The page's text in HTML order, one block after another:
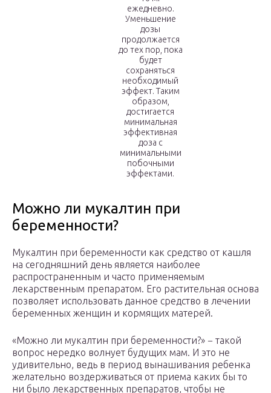
ежедневно.
Уменьшение
дозы
продолжается
до тех пор, пока
будет
сохраняться
необходимый
эффект. Таким
образом,
достигается
минимальная
эффективная
доза с
минимальными
побочными
эффектами.
Можно ли мукалтин при
беременности?
Мукалтин при беременности как средство от кашля
на сегодняшний день является наиболее
распространенным и часто применяемым
лекарственным препаратом. Его растительная основа
позволяет использовать данное средство в лечении
беременных женщин и кормящих матерей.
«Можно ли мукалтин при беременности?» − такой
вопрос нередко волнует будущих мам. И это не
удивительно, ведь в период вынашивания ребенка
желательно воздерживаться от приема каких бы то
ни было лекарственных препаратов, чтобы не